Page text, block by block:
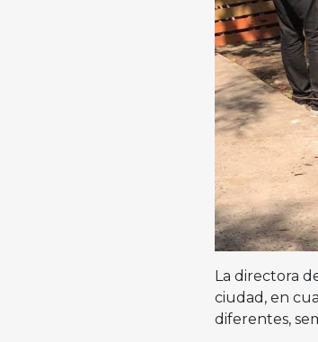
La directora
ciudad, en
diferentes,